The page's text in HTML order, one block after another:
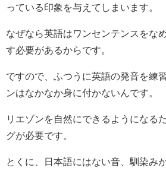
っている印象を与えてしまいます。
なぜなら英語はワンセンテンスをな
す必要があるからです。
ですので、ふつうに英語の発音を練
ンはなかなか身に付かないんです。
リエゾンを自然にできるようになる
グが必要です。
とくに、日本語にはない音、馴染み